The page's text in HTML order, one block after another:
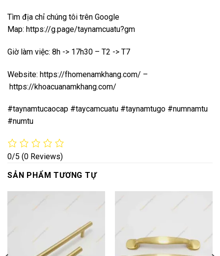
Tìm địa chỉ chúng tôi trên Google
Map: https://g.page/taynamcuatu?gm
Giờ làm việc: 8h -> 17h30 – T2 -> T7
Website: https://fhomenamkhang.com/ –
https://khoacuanamkhang.com/
#taynamtucaocap #taycamcuatu #taynamtugo #numnamtu
#numtu
0/5 (0 Reviews)
SẢN PHẨM TƯƠNG TỰ